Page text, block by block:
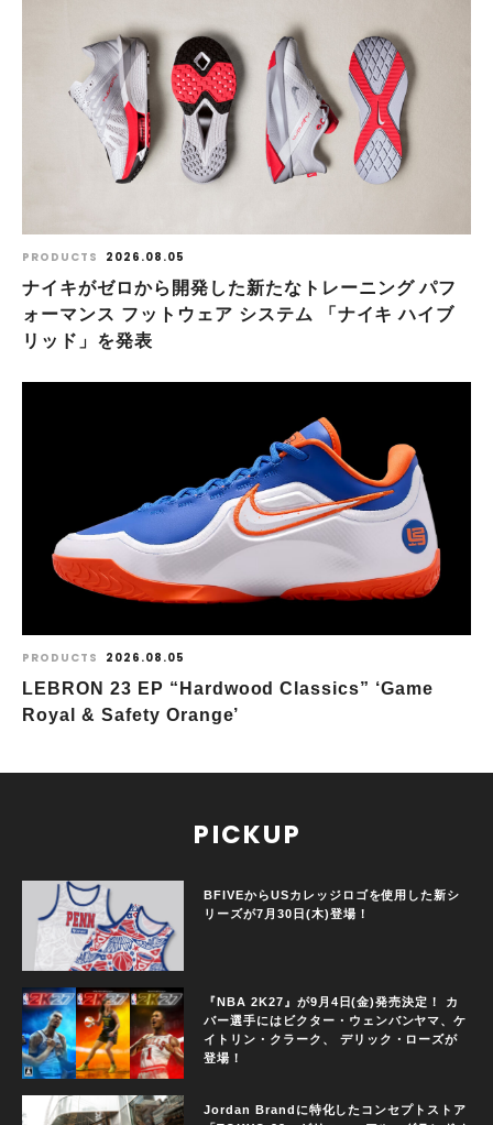
PRODUCTS 2026.08.05
ナイキがゼロから開発した新たなトレーニング パフ
ォーマンス フットウェア システム 「ナイキ ハイブ
リッド」を発表
PRODUCTS 2026.08.05
LEBRON 23 EP “Hardwood Classics” ‘Game
Royal & Safety Orange’
PICKUP
BFIVEからUSカレッジロゴを使用した新シ
リーズが7月30日(木)登場！
『NBA 2K27』が9月4日(金)発売決定！ カ
バー選手にはビクター・ウェンバンヤマ、ケ
イトリン・クラーク、 デリック・ローズが
登場！
Jordan Brandに特化したコンセプトストア